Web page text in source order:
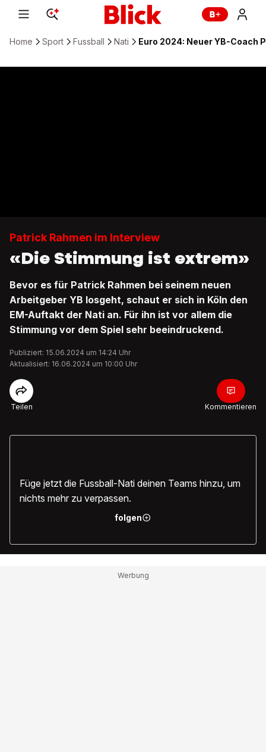
Home Sport Fussball Nati Euro 2024: Neuer YB-Coach
Patrick Rahmen im Interview
«Die Stimmung ist extrem»
Bevor es für Patrick Rahmen bei seinem neuen
Arbeitgeber YB losgeht, schaut er sich in Köln den
EM-Auftakt der Nati an. Für ihn ist vor allem die
Stimmung vor dem Spiel sehr beeindruckend.
Publiziert: 15.06.2024 um 14:24 Uhr
Aktualisiert: 16.06.2024 um 10:00 Uhr
Teilen Kommentieren
Füge jetzt die Fussball-Nati deinen Teams hinzu, um
nichts mehr zu verpassen.
folgen